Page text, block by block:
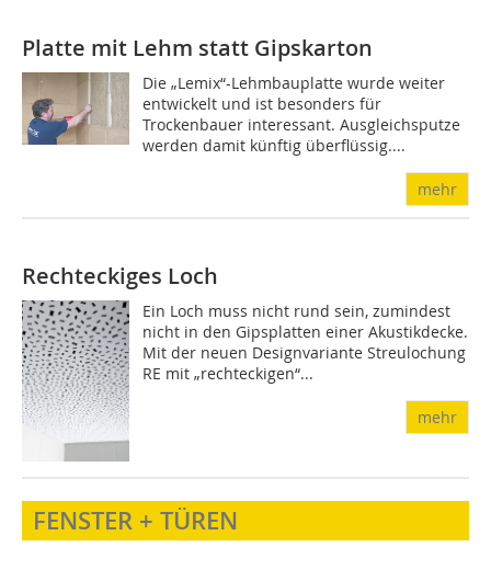
Platte mit Lehm statt Gipskarton
Die „Lemix“-Lehmbauplatte wurde weiter
entwickelt und ist besonders für
Trockenbauer interessant. Ausgleichsputze
werden damit künftig überflüssig....
mehr
Rechteckiges Loch
Ein Loch muss nicht rund sein, zumindest
nicht in den Gipsplatten einer Akustikdecke.
Mit der neuen Designvariante Streulochung
RE mit „rechteckigen“...
mehr
FENSTER + TÜREN